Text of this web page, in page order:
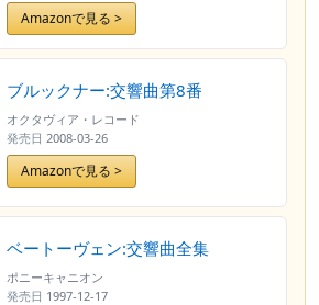
Amazonで見る >
ブルックナー:交響曲第8番
オクタヴィア・レコード
発売日 2008-03-26
Amazonで見る >
ベートーヴェン:交響曲全集
ポニーキャニオン
発売日 1997-12-17